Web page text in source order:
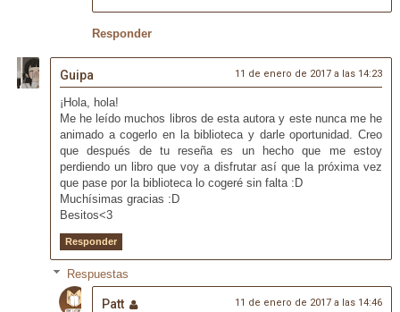
Responder
Guipa 11 de enero de 2017 a las 14:23
¡Hola, hola!
Me he leído muchos libros de esta autora y este nunca me he
animado a cogerlo en la biblioteca y darle oportunidad. Creo
que después de tu reseña es un hecho que me estoy
perdiendo un libro que voy a disfrutar así que la próxima vez
que pase por la biblioteca lo cogeré sin falta :D
Muchísimas gracias :D
Besitos<3
Responder
Respuestas
Patt 11 de enero de 2017 a las 14:46